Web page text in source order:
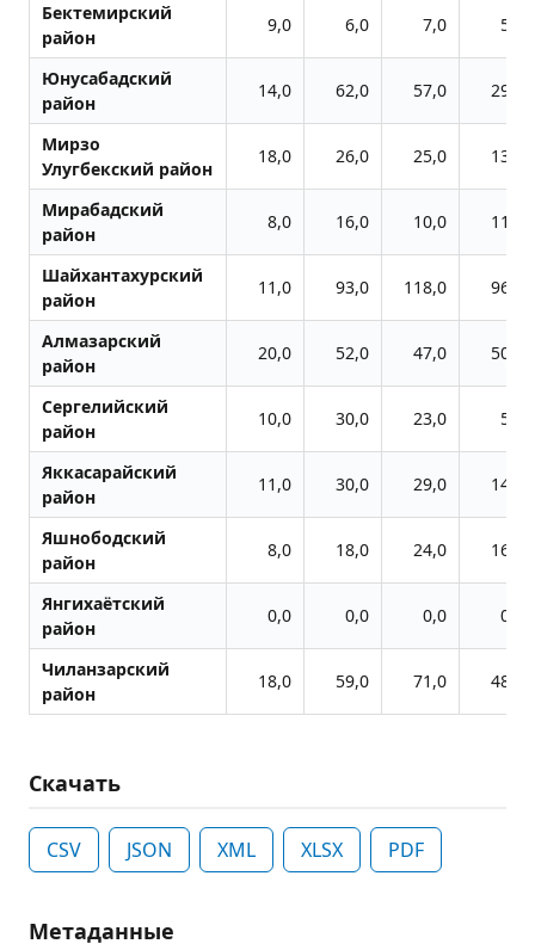
Бектемирский
район
9,0 6,0 7,0 5,0
Юнусабадский
район
14,0 62,0 57,0 29,0
Мирзо
Улугбекский район
18,0 26,0 25,0 13,0
Мирабадский
район
8,0 16,0 10,0 11,0
Шайхантахурский
район
11,0 93,0 118,0 96,0
Алмазарский
район
20,0 52,0 47,0 50,0
Сергелийский
район
10,0 30,0 23,0 5,0
Яккасарайский
район
11,0 30,0 29,0 14,0
Яшнободский
район
8,0 18,0 24,0 16,0
Янгихаётский
район
0,0 0,0 0,0 0,0
Чиланзарский
район
18,0 59,0 71,0 48,0
Скачать
CSV JSON XML XLSX PDF
Метаданные